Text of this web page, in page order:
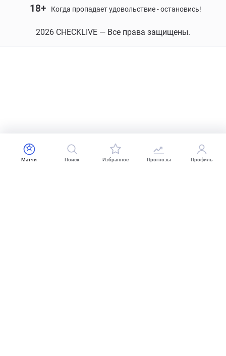
18+ Когда пропадает удовольствие - остановись!
2026 CHECKLIVE — Все права защищены.
Матчи Поиск Избранное Прогнозы Профиль